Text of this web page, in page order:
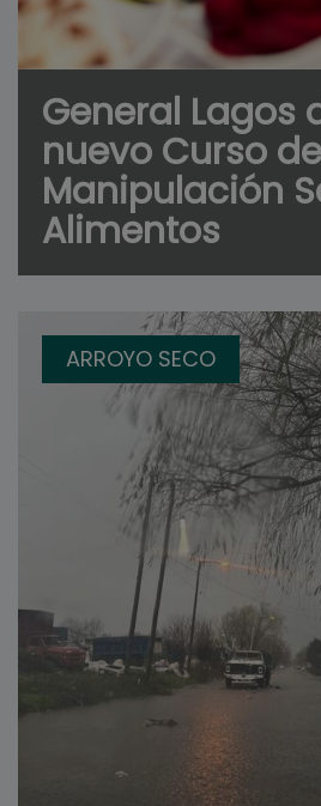
General Lagos
nuevo Curso de
Manipulación
Alimentos
ARROYO SECO